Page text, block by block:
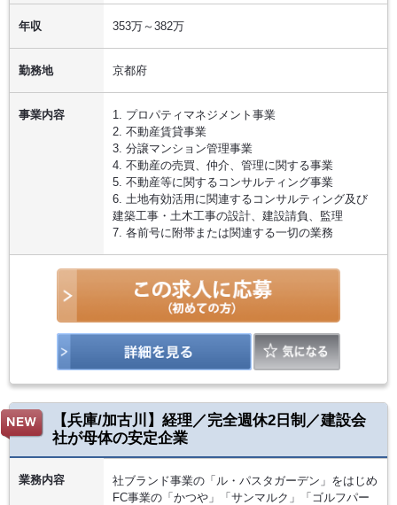
年収 353万～382万
勤務地 京都府
事業内容
1. プロパティマネジメント事業
2. 不動産賃貸事業
3. 分譲マンション管理事業
4. 不動産の売買、仲介、管理に関する事業
5. 不動産等に関するコンサルティング事業
6. 土地有効活用に関連するコンサルティング及び
建築工事・土木工事の設計、建設請負、監理
7. 各前号に附帯または関連する一切の業務
【兵庫/加古川】経理／完全週休2日制／建設会
社が母体の安定企業
業務内容
社ブランド事業の「ル・パスタガーデン」をはじめ
FC事業の「かつや」「サンマルク」「ゴルフパー